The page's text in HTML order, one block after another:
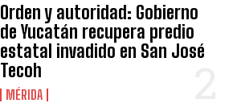
Orden y autoridad: Gobierno
de Yucatán recupera predio
estatal invadido en San José
Tecoh
MÉRIDA